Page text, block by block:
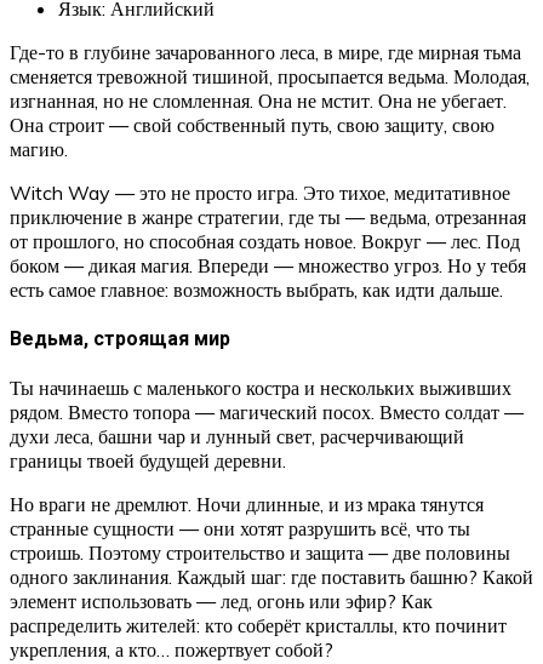
Язык: Английский
Где-то в глубине зачарованного леса, в мире, где мирная тьма
сменяется тревожной тишиной, просыпается ведьма. Молодая,
изгнанная, но не сломленная. Она не мстит. Она не убегает.
Она строит — свой собственный путь, свою защиту, свою
магию.
Witch Way — это не просто игра. Это тихое, медитативное
приключение в жанре стратегии, где ты — ведьма, отрезанная
от прошлого, но способная создать новое. Вокруг — лес. Под
боком — дикая магия. Впереди — множество угроз. Но у тебя
есть самое главное: возможность выбрать, как идти дальше.
Ведьма, строящая мир
Ты начинаешь с маленького костра и нескольких выживших
рядом. Вместо топора — магический посох. Вместо солдат —
духи леса, башни чар и лунный свет, расчерчивающий
границы твоей будущей деревни.
Но враги не дремлют. Ночи длинные, и из мрака тянутся
странные сущности — они хотят разрушить всё, что ты
строишь. Поэтому строительство и защита — две половины
одного заклинания. Каждый шаг: где поставить башню? Какой
элемент использовать — лед, огонь или эфир? Как
распределить жителей: кто соберёт кристаллы, кто починит
укрепления, а кто… пожертвует собой?